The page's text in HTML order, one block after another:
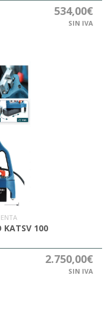
534,00€
SIN IVA
KATSV 100
2.750,00€
SIN IVA